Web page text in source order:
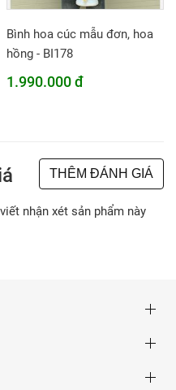
Bình hoa cúc mẫu đơn, hoa
hồng - BI178
1.990.000 đ
THÊM ĐÁNH GIÁ
nhận xét sản phẩm này